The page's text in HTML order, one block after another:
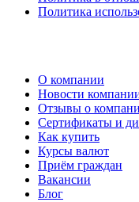
Политика
О компании
Новости
Отзывы о
Сертификаты и
Как купить
Курсы валют
Приём граждан
Вакансии
Блог